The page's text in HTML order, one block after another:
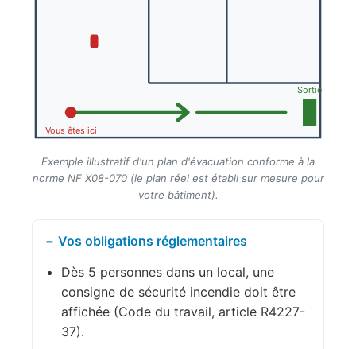
Sortie
Vous êtes ici
Exemple illustratif d'un plan d'évacuation conforme à la
norme NF X08-070 (le plan réel est établi sur mesure pour
votre bâtiment).
Vos obligations réglementaires
Dès 5 personnes dans un local, une
consigne de sécurité incendie doit être
affichée (Code du travail, article R4227-
37).